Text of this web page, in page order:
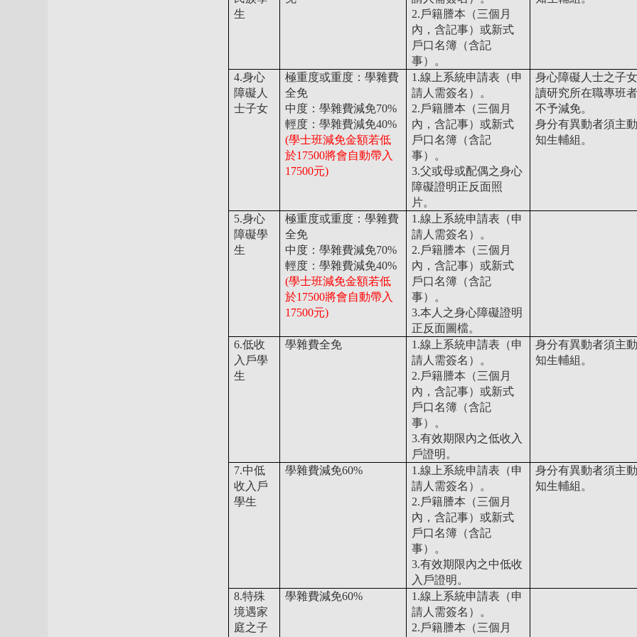
生
2.戶籍謄本（三個月
內，含記事）或新式
戶口名簿（含記
事）。
4.身心
障礙人
士子女
極重度或重度：學雜費
全免
中度：學雜費減免70%
輕度：學雜費減免40%
(學士班減免金額若低
於17500將會自動帶入
17500元)
1.線上系統申請表（申
請人需簽名）。
2.戶籍謄本（三個月
內，含記事）或新式
戶口名簿（含記
事）。
3.父或母或配偶之身心
障礙證明正反面照
片。
身心障礙人士之子
讀研究所在職專班者
不予減免。
身分有異動者須主
知生輔組。
5.身心
障礙學
生
極重度或重度：學雜費
全免
中度：學雜費減免70%
輕度：學雜費減免40%
(學士班減免金額若低
於17500將會自動帶入
17500元)
1.線上系統申請表（申
請人需簽名）。
2.戶籍謄本（三個月
內，含記事）或新式
戶口名簿（含記
事）。
3.本人之身心障礙證明
正反面圖檔。
6.低收
入戶學
生
學雜費全免
1.線上系統申請表（申
請人需簽名）。
2.戶籍謄本（三個月
內，含記事）或新式
戶口名簿（含記
事）。
3.有效期限內之低收入
戶證明。
身分有異動者須主
知生輔組。
7.中低
收入戶
學生
學雜費減免60%
1.線上系統申請表（申
請人需簽名）。
2.戶籍謄本（三個月
內，含記事）或新式
戶口名簿（含記
事）。
3.有效期限內之中低收
入戶證明。
身分有異動者須主
知生輔組。
8.特殊
境遇家
庭之子
學雜費減免60%
1.線上系統申請表（申
請人需簽名）。
2.戶籍謄本（三個月